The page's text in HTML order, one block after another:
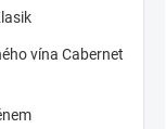
vína Cabernet